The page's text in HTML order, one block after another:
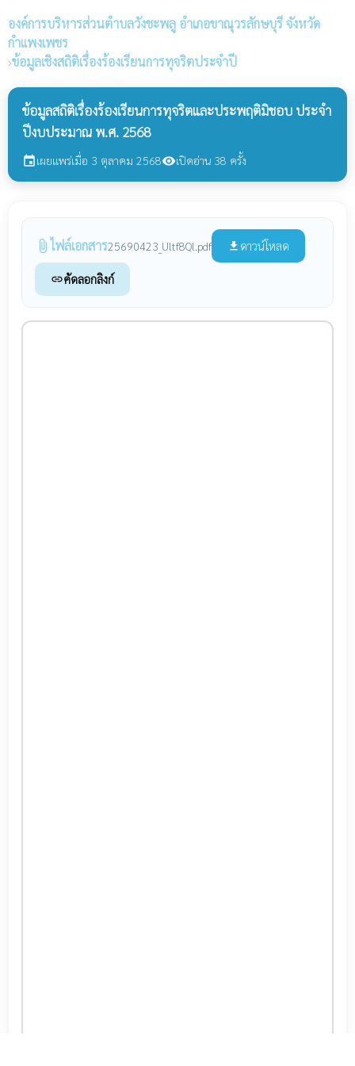
องค์การบริหารส่วนตำบลวังชะพลู อำเภอขาณุวรลักษบุรี จังหวัด
กำแพงเพชร
›ข้อมูลเชิงสถิติเรื่องร้องเรียนการทุจริตประจำปี
ข้อมูลสถิติเรื่องร้องเรียนการทุจริตและประพฤติมิชอบ ประจำ
ปีงบประมาณ พ.ศ. 2568
eventเผยแพร่เมื่อ 3 ตุลาคม 2568visibilityเปิดอ่าน 38 ครั้ง
attach_file ไฟล์เอกสาร25690423_Ultf8Ql.pdf file_download ดาวน์โหลด
linkคัดลอกลิงก์